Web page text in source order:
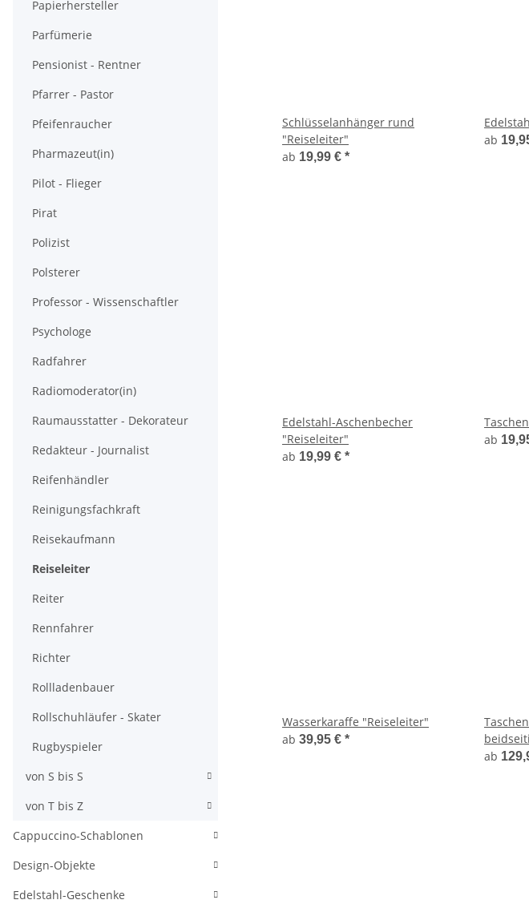
Schlüsselanhänger rund
"Reiseleiter"
ab 19,99 € *
ab
Edelstahl-Aschenbecher
"Reiseleiter"
ab 19,99 € *
ab
Wasserkaraffe "Reiseleiter"
ab 39,95 € *
ab
Papierhersteller
Parfümerie
Pensionist - Rentner
Pfarrer - Pastor
Pfeifenraucher
Pharmazeut(in)
Pilot - Flieger
Pirat
Polizist
Polsterer
Professor - Wissenschaftler
Psychologe
Radfahrer
Radiomoderator(in)
Raumausstatter - Dekorateur
Redakteur - Journalist
Reifenhändler
Reinigungsfachkraft
Reisekaufmann
Reiseleiter
Reiter
Rennfahrer
Richter
Rollladenbauer
Rollschuhläufer - Skater
Rugbyspieler
von S bis S
von T bis Z
Cappuccino-Schablonen
Design-Objekte
Edelstahl-Geschenke